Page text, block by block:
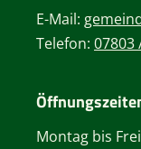
E-Mail:
Telefon: 07803
Montag bis